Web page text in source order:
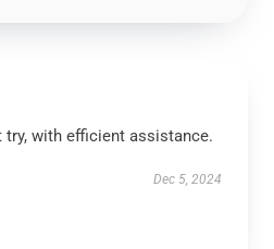
try, with efficient assistance.
Dec 5, 2024